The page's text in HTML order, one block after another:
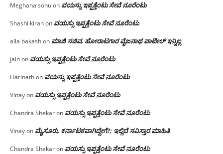
Meghana sonuon ವಯಸ್ಸು ಇಪ್ಪತ್ತೆಂಟು ಸೇವೆ ನೂರೆಂಟು
Shashi kiranon ವಯಸ್ಸು ಇಪ್ಪತ್ತೆಂಟು ಸೇವೆ ನೂರೆಂಟು
alla bakashon ಮಾಜಿ ಸಚಿವ, ಹೋರಾಟಗಾರ ವೈಜನಾಥ ಪಾಟೀಲ್ ಇನ್ನಿಲ್ಲ
jainon ವಯಸ್ಸು ಇಪ್ಪತ್ತೆಂಟು ಸೇವೆ ನೂರೆಂಟು
Harinathon ವಯಸ್ಸು ಇಪ್ಪತ್ತೆಂಟು ಸೇವೆ ನೂರೆಂಟು
Vinayon ವಯಸ್ಸು ಇಪ್ಪತ್ತೆಂಟು ಸೇವೆ ನೂರೆಂಟು
Chandra Shekaron ವಯಸ್ಸು ಇಪ್ಪತ್ತೆಂಟು ಸೇವೆ ನೂರೆಂಟು
Vinayon ಮೈಸೂರು, ಕರ್ನಾಟಕವಾಗಿದ್ದೇಗೆ?; ಇಲ್ಲಿದೆ ಸವಿಸ್ತಾರ ಮಾಹಿತಿ
Chandra Shekaron ವಯಸ್ಸು ಇಪ್ಪತ್ತೆಂಟು ಸೇವೆ ನೂರೆಂಟು